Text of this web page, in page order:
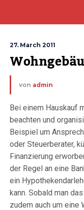
27. March 2011
von admin
Bei einem Hauskauf
beachten und
Beispiel um
oder Steuerberater,
Finanzierung
der Regel an eine
ein
kann. Sobald man
zudem auch um eine